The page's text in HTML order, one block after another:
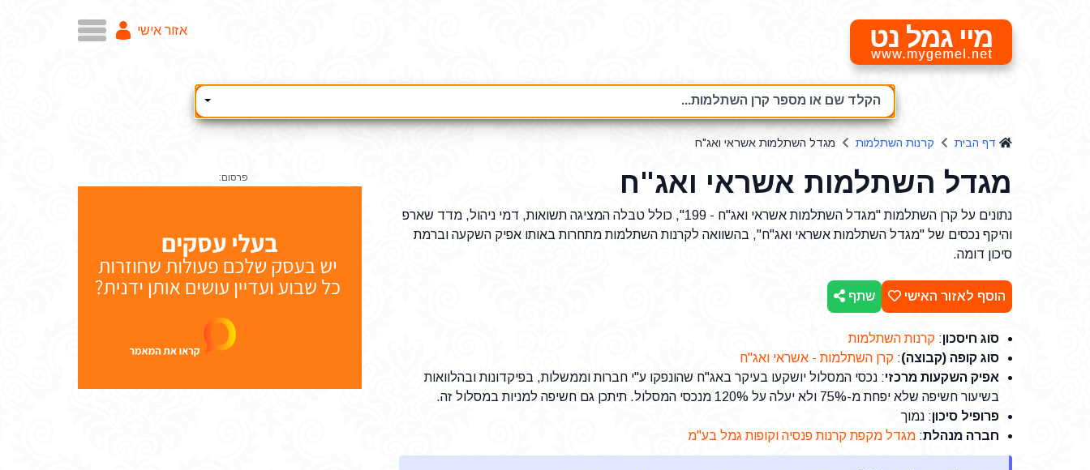
מיי גמל נט אזור אישי
הקלד שם או מספר קרן השתלמות...
דף הבית קרנות השתלמות מגדל השתלמות אשראי ואג"ח
מגדל השתלמות אשראי ואג"ח
נתונים על קרן השתלמות "מגדל השתלמות אשראי ואג"ח - 199", כולל טבלה המציגה תשואות, דמי ניהול, מדד שארפ
והיקף נכסים של "מגדל השתלמות אשראי ואג"ח", בהשוואה לקרנות השתלמות מתחרות באותו אפיק השקעה וברמת
סיכון דומה.
הוסף לאזור האישי שתף
סוג חיסכון: קרנות השתלמות
סוג קופה (קבוצה): קרן השתלמות - אשראי ואג"ח
אפיק השקעות מרכזי: נכסי המסלול יושקעו בעיקר באג"ח שהונפקו ע"י חברות וממשלות, בפיקדונות ובהלוואות
בשיעור חשיפה שלא יפחת מ-75% ולא יעלה על 120% מנכסי המסלול. תיתכן גם חשיפה למניות במסלול זה.
פרופיל סיכון: נמוך
חברה מנהלת: מגדל מקפת קרנות פנסיה וקופות גמל בע"מ
פרסום: